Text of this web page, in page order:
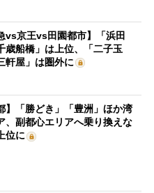
vs京王vs田園都市】「浜田
歳船橋」は上位、「二子玉
軒屋」は圏外に
】「勝どき」「豊洲」ほか湾
、副都心エリアへ乗り換えな
位に